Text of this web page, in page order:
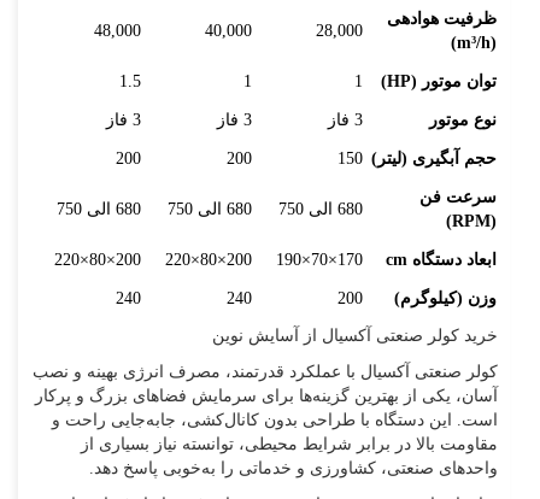
ظرفیت هوادهی
(
m³/h
)
28,000
40,000
48,000
توان موتور (HP
)
1
1
1.5
نوع موتور 3 فاز 3 فاز 3 فاز
حجم آبگیری (لیتر) 150
200
200
سرعت فن
(
RPM
)
680 الی 750 680 الی 750 680 الی 750
ابعاد دستگاه cm
170×70×190
200×80×220
200×80×220
وزن (کیلوگرم) 200
240
240
خرید کولر صنعتی آکسیال از آسایش نوین
کولر صنعتی آکسیال با عملکرد قدرتمند، مصرف انرژی بهینه و نصب
آسان، یکی از بهترین گزینه‌ها برای سرمایش فضاهای بزرگ و پرکار
است. این دستگاه با طراحی بدون کانال‌کشی، جابه‌جایی راحت و
مقاومت بالا در برابر شرایط محیطی، توانسته نیاز بسیاری از
واحدهای صنعتی، کشاورزی و خدماتی را به‌خوبی پاسخ دهد.